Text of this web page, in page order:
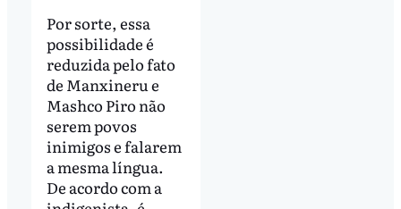
Por sorte, essa
possibilidade é
reduzida pelo fato
de Manxineru e
Mashco Piro não
serem povos
inimigos e falarem
a mesma língua.
De acordo com a